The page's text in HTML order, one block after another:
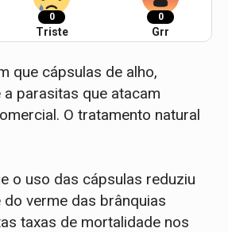
0
Triste
0
Grr
que cápsulas de alho,
parasitas que atacam
O tratamento natural
o uso das cápsulas reduziu
verme das brânquias
taxas de mortalidade nos